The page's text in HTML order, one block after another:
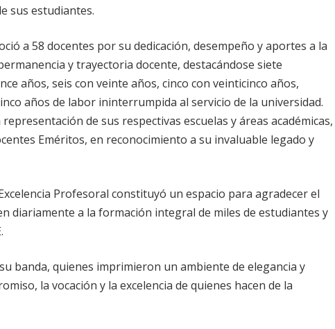
sus estudiantes.
a 58 docentes por su dedicación, desempeño y aportes a la
y trayectoria docente, destacándose siete
años, seis con veinte años, cinco con veinticinco años,
años de labor ininterrumpida al servicio de la universidad.
de sus respectivas escuelas y áreas académicas,
Eméritos, en reconocimiento a su invaluable legado y
Profesoral constituyó un espacio para agradecer el
diariamente a la formación integral de miles de estudiantes y
banda, quienes imprimieron un ambiente de elegancia y
la vocación y la excelencia de quienes hacen de la